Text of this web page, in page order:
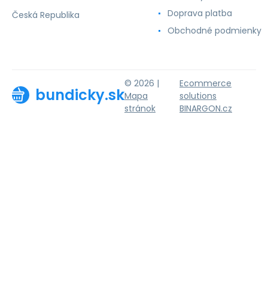
Česká Republika
Doprava platba
Obchodné podmienky
bundicky.sk
© 2026 |
Mapa
stránok
Ecommerce
solutions
BINARGON.cz